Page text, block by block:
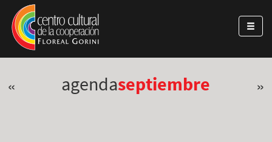
Pasar al contenido principal
Jump to main content
« agendaseptiembre »